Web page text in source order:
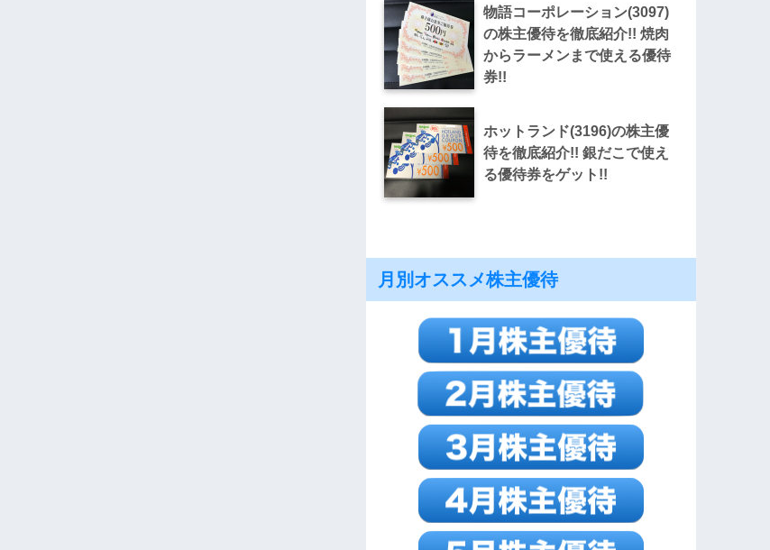
物語コーポレーション(3097)
の株主優待を徹底紹介!! 焼肉
からラーメンまで使える優待
券!!
ホットランド(3196)の株主優
待を徹底紹介!! 銀だこで使え
る優待券をゲット!!
月別オススメ株主優待